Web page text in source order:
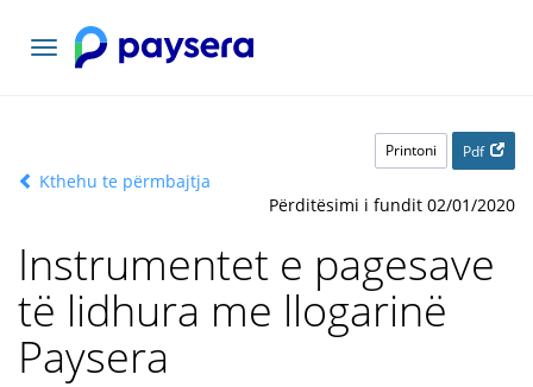
Lundrimi
toggle
Printoni Pdf
Kthehu te përmbajtja
Përditësimi i fundit 02/01/2020
Instrumentet e pagesave
të lidhura me llogarinë
Paysera